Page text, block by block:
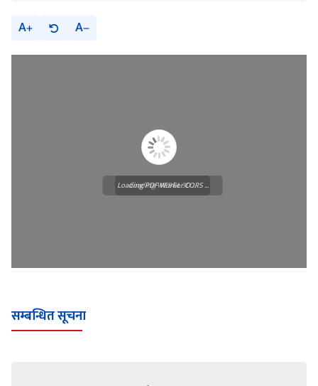
A A
Loading WEBGL 3D ...
Loading PDF Worker CORS ...
सम्बन्धित सूचना